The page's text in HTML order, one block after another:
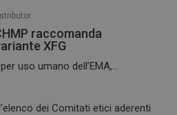
raccomanda
XFG
uso umano dell’EMA,...